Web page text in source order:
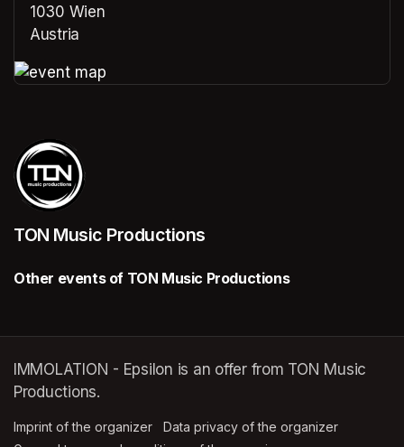
1030 Wien
Austria
TON Music Productions
Other events of TON Music Productions
IMMOLATION - Epsilon is an offer from TON Music
Productions.
Imprint of the organizer (opens in a new tab)
Data privacy of the organizer